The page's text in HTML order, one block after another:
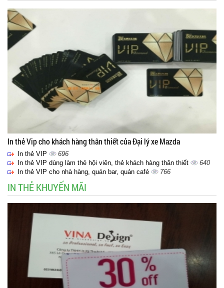
In thẻ Vip cho khách hàng thân thiết của Đại lý xe Mazda
In thẻ VIP
696
In thẻ VIP dùng làm thẻ hội viên, thẻ khách hàng thân thiết
640
In thẻ VIP cho nhà hàng, quán bar, quán café
766
IN THẺ KHUYẾN MÃI